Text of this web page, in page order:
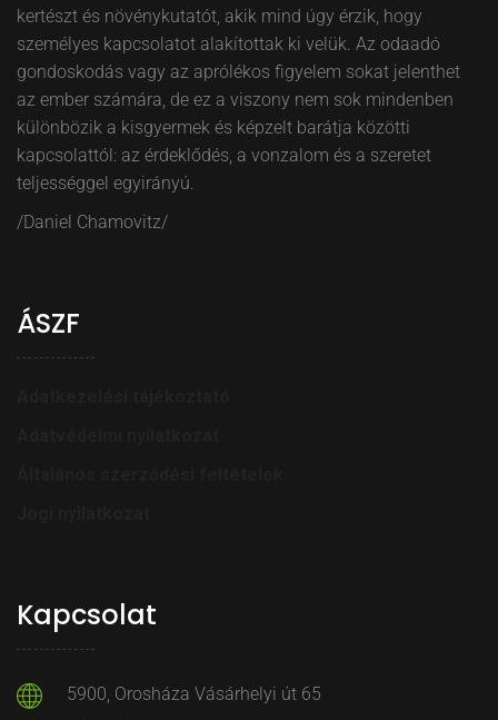
kertészt és növénykutatót, akik mind úgy érzik, hogy
személyes kapcsolatot alakítottak ki velük. Az odaadó
gondoskodás vagy az aprólékos figyelem sokat jelenthet
az ember számára, de ez a viszony nem sok mindenben
különbözik a kisgyermek és képzelt barátja közötti
kapcsolattól: az érdeklődés, a vonzalom és a szeretet
teljességgel egyirányú.
/Daniel Chamovitz/
ÁSZF
Kapcsolat
5900, Orosháza Vásárhelyi út 65